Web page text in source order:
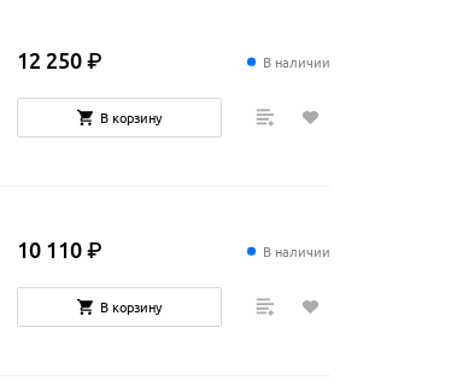
В наличии
12 250 ₽
В корзину
В наличии
10 110 ₽
В корзину